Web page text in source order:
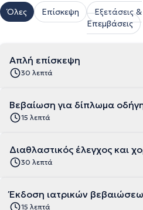
Όλες Επίσκεψη
Εξετάσεις &
Επεμβάσεις
Απλή επίσκεψη
30 λεπτά
Βεβαίωση για δίπλωμα
15 λεπτά
Διαθλαστικός έλεγχος και
30 λεπτά
Έκδοση ιατρικών
15 λεπτά